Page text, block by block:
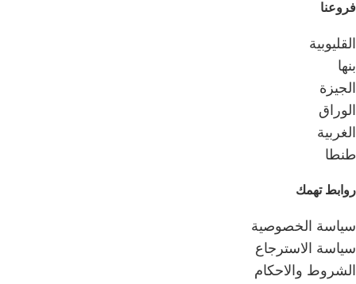
فروعنا
القليوبية
بنها
الجيزة
الوراق
الغربية
طنطا
روابط تهمك
سياسة الخصوصية
سياسة الاسترجاع
الشروط والاحكام